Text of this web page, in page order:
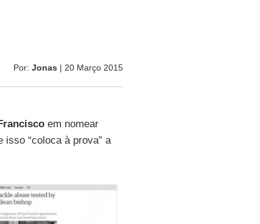
Por: Jonas | 20 Março 2015
em nomear
isso “coloca à prova” a